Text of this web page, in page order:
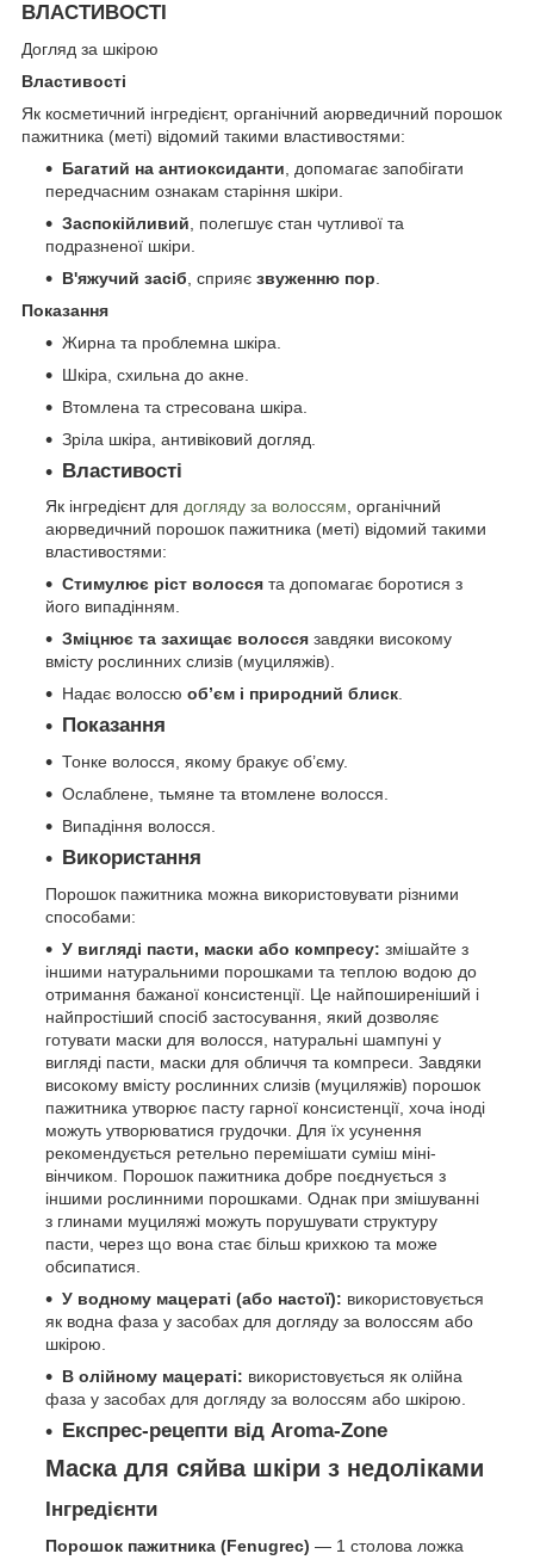
ВЛАСТИВОСТІ
Догляд за шкірою
Властивості
Як косметичний інгредієнт, органічний аюрведичний порошок
пажитника (меті) відомий такими властивостями:
Багатий на антиоксиданти , допомагає запобігати
передчасним ознакам старіння шкіри.
Заспокійливий , полегшує стан чутливої та
подразненої шкіри.
В'яжучий засіб , сприяє звуженню пор
Показання
Жирна та проблемна шкіра.
Шкіра, схильна до акне.
Втомлена та стресована шкіра.
Зріла шкіра, антивіковий догляд.
Властивості
Як інгредієнт для догляду за волоссям, органічний
аюрведичний порошок пажитника (меті) відомий такими
властивостями:
Стимулює ріст волосся та допомагає боротися з
його випадінням.
Зміцнює та захищає волосся завдяки високому
вмісту рослинних слизів (муциляжів).
Надає волоссю об’єм і природний блиск.
Показання
Тонке волосся, якому бракує об’єму.
Ослаблене, тьмяне та втомлене волосся.
Випадіння волосся.
Використання
Порошок пажитника можна використовувати різними
способами:
У вигляді пасти, маски або компресу: змішайте з
іншими натуральними порошками та теплою водою до
отримання бажаної консистенції. Це найпоширеніший і
найпростіший спосіб застосування, який дозволяє
готувати маски для волосся, натуральні шампуні у
вигляді пасти, маски для обличчя та компреси. Завдяки
високому вмісту рослинних слизів (муциляжів) порошок
пажитника утворює пасту гарної консистенції, хоча іноді
можуть утворюватися грудочки. Для їх усунення
рекомендується ретельно перемішати суміш міні-
вінчиком. Порошок пажитника добре поєднується з
іншими рослинними порошками. Однак при змішуванні
з глинами муциляжі можуть порушувати структуру
пасти, через що вона стає більш крихкою та може
обсипатися.
У водному мацераті (або настої): використовується
як водна фаза у засобах для догляду за волоссям або
шкірою.
В олійному мацераті: використовується як олійна
фаза у засобах для догляду за волоссям або шкірою.
Експрес-рецепти від Aroma-Zone
Маска для сяйва шкіри з недоліками
Інгредієнти
Порошок пажитника (Fenugrec) — 1 столова ложка